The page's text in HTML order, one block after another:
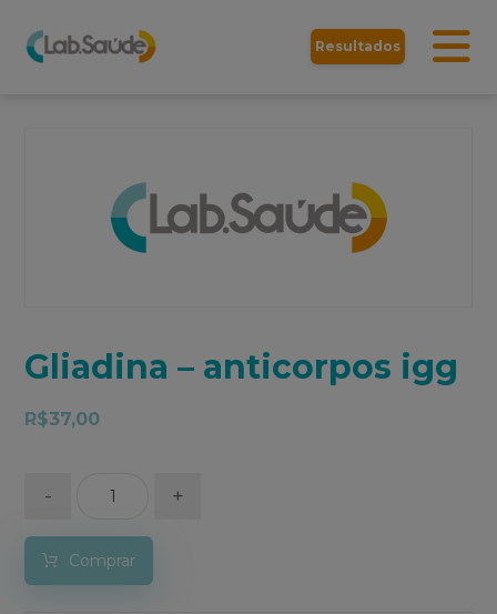
Resultados
Gliadina – anticorpos igg
R$37,00
- +
Comprar